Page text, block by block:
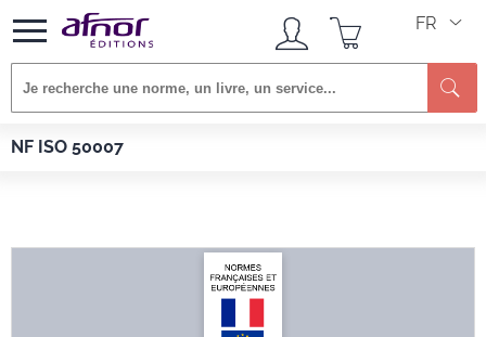
FR
NF ISO 50007
Afnor EDITIONS Normes